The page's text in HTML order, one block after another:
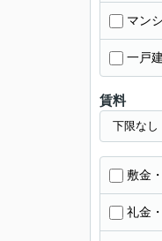
マン
一戸
賃料
敷金
礼金